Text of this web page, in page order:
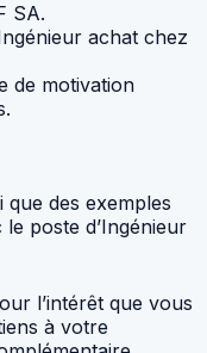
SA.
achat chez
de motivation
des exemples
poste d’Ingénieur
l’intérêt que vous
à votre